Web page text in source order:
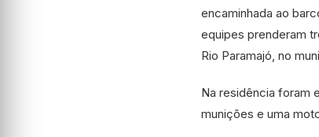
encaminhada ao
equipes prenderam
Rio Paramajó, no
Na residência foram
munições e uma